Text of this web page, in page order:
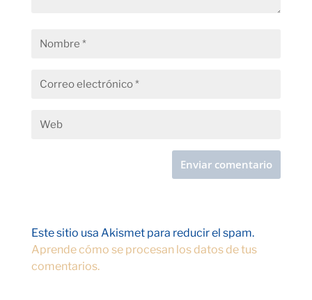
Este sitio usa Akismet para reducir el spam.
Aprende cómo se procesan los datos de tus
comentarios.